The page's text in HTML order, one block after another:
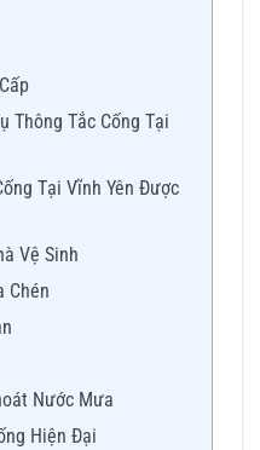
Thông Tắc Cống Tại
Tại Vĩnh Yên Được
Vệ Sinh
Chén
Nước Mưa
Hiện Đại